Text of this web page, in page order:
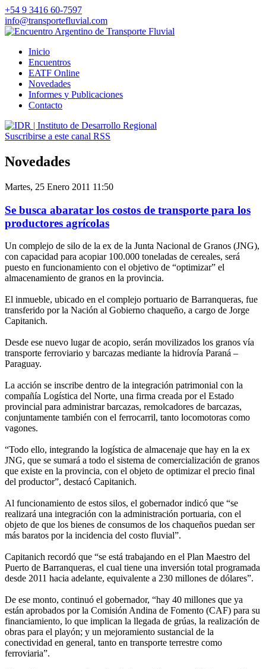
+54 9 3416 60-7597
info@transportefluvial.com
Inicio
Encuentros
EATF Online
Novedades
Informes y Publicaciones
Contacto
Suscribirse a este canal RSS
Novedades
Martes, 25 Enero 2011 11:50
Se busca abaratar los costos de transporte para los
productores agrícolas
Un complejo de silo de la ex de la Junta Nacional de Granos (JNG),
con capacidad para acopiar 100.000 toneladas de cereales, será
puesto en funcionamiento con el objetivo de “optimizar” el
almacenamiento de granos en la provincia.
El inmueble, ubicado en el complejo portuario de Barranqueras, fue
transferido por la Nación al Gobierno chaqueño, a cargo de Jorge
Capitanich.
Desde ese nuevo lugar de acopio, serán movilizados los granos vía
transporte ferroviario y barcazas mediante la hidrovía Paraná –
Paraguay.
La acción se inscribe dentro de la integración patrimonial con la
compañía Logística del Norte, una firma creada por el Estado
provincial para administrar barcazas, remolcadores de barcazas,
conjuntamente también con el ferrocarril, tanto locomotoras como
vagones.
“Todo ello, integrando la logística de almacenaje que hay en la ex
JNG, que se sumará a todo el sistema de comercialización de granos
que existe en la provincia, con el objeto de optimizar el precio final
del productor”, destacó Capitanich.
Al funcionamiento de estos silos, el gobernador indicó que “se
realizará una integración con la administración portuaria, con el
objeto de que los bienes de consumos de los chaqueños puedan ser
más baratos por la incidencia del costo fluvial”.
Capitanich recordó que “se está trabajando en el Plan Maestro del
Puerto de Barranqueras, el cual tiene una inversión total programada
desde 2011 hacia adelante, equivalente a 230 millones de dólares”.
De ese monto, continuó el gobernador, “hay 40 millones que ya
están aprobados por la Comisión Andina de Fomento (CAF) para su
financiamiento, lo que implican la llegada de grúas, la realización de
obras para el playón; y un mejoramiento sustancial de la
conectividad en general, tanto en transporte terrestre como
ferroviaria”.